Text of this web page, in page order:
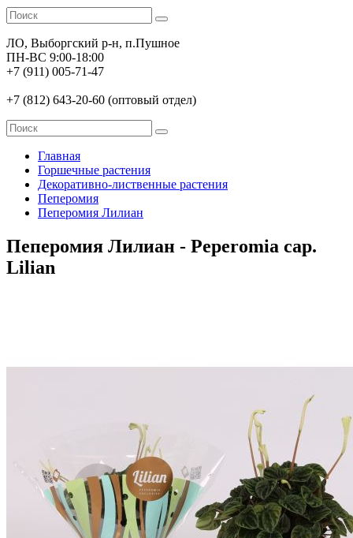
ЛО, Выборгский р-н, п.Пушное
ПН-ВС 9:00-18:00
+7 (911) 005-71-47
+7 (812) 643-20-60 (оптовый отдел)
Главная
Горшечные растения
Декоративно-лиственные растения
Пеперомия
Пеперомия Лилиан
Пеперомия Лилиан - Peperomia cap.
Lilian